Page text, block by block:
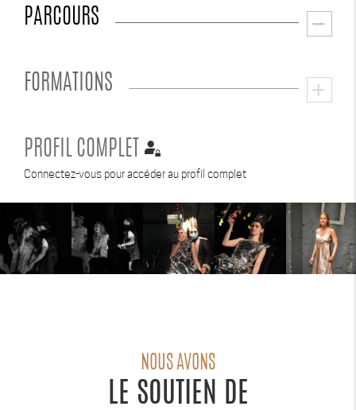
PARCOURS remove
FORMATIONS add
PROFIL COMPLET
Connectez-vous pour accéder au profil complet
NOUS AVONS
LE SOUTIEN DE